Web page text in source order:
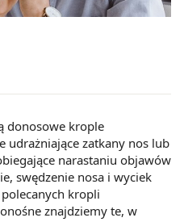
donosowe krople
udrażniające zatkany nos lub
narastaniu objawów
swędzenie nosa i wyciek
kropli
znajdziemy te, w